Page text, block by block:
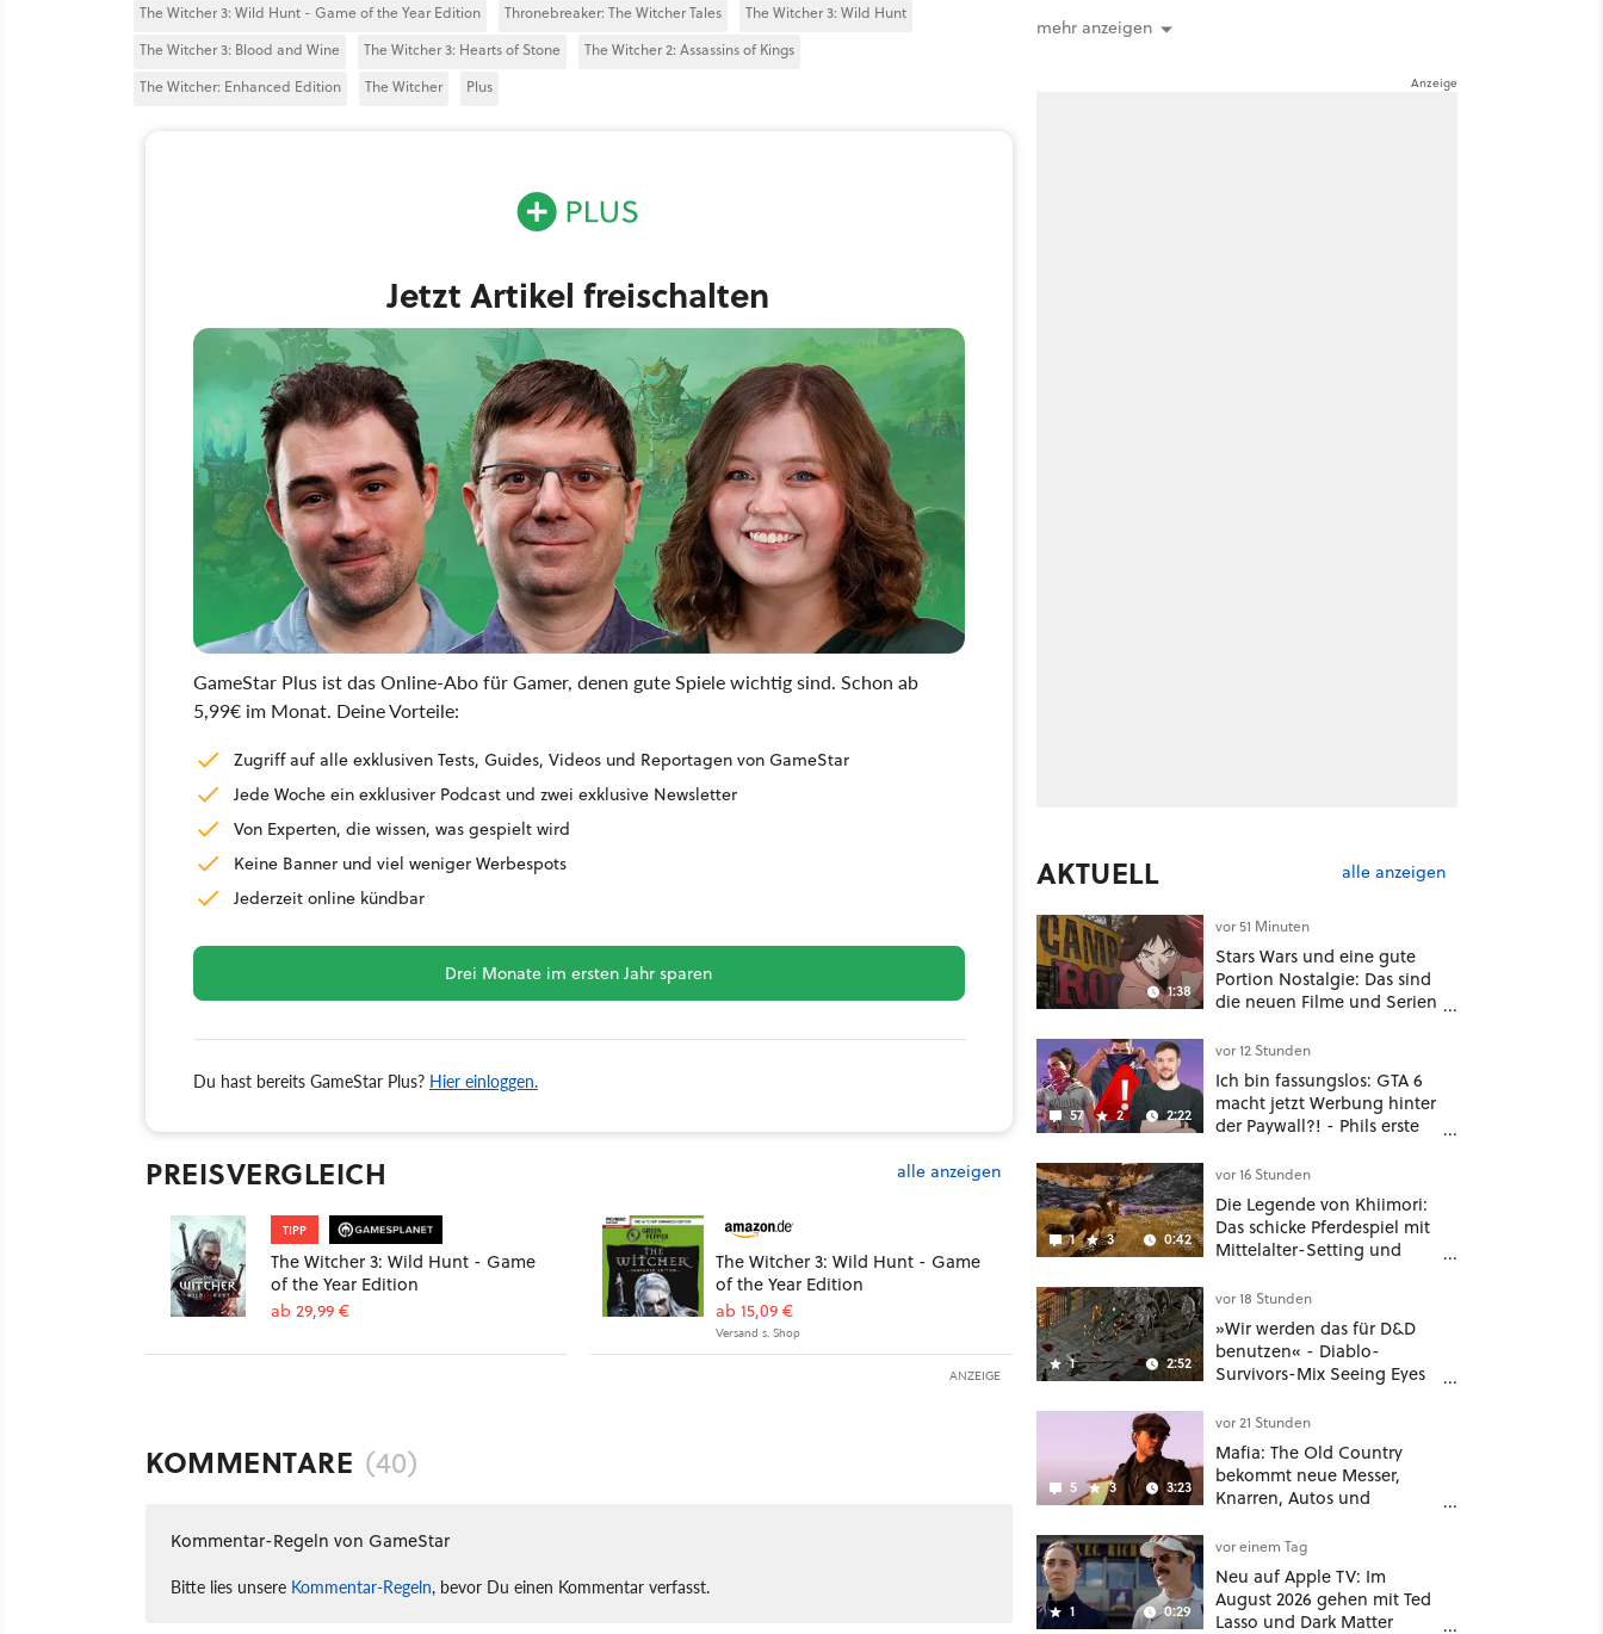
The Witcher 3: Wild Hunt - Game of the Year Edition Thronebreaker: The Witcher Tales
The Witcher 3: Wild Hunt
The Witcher 3: Blood and Wine
The Witcher 3: Hearts of Stone
The Witcher 2: Assassins of Kings
The Witcher: Enhanced Edition
The Witcher Plus
Jetzt Artikel freischalten
GameStar Plus ist das Online-Abo für Gamer, denen gute Spiele wichtig sind. Schon ab
5,99€ im Monat. Deine Vorteile:
Zugriff auf alle exklusiven Tests, Guides, Videos und Reportagen von GameStar
Jede Woche ein exklusiver Podcast und zwei exklusive Newsletter
Von Experten, die wissen, was gespielt wird
Keine Banner und viel weniger Werbespots
Jederzeit online kündbar
Drei Monate im ersten Jahr sparen
Du hast bereits GameStar Plus? Hier einloggen.
PREISVERGLEICH alle anzeigen
TIPP
The Witcher 3: Wild Hunt - Game
of the Year Edition
ab 29,99 €
The Witcher 3: Wild Hunt - Game
of the Year Edition
ab 15,09 €
Versand s. Shop
ANZEIGE
KOMMENTARE (40)
Kommentar-Regeln von GameStar
Bitte lies unsere Kommentar-Regeln, bevor Du einen Kommentar verfasst.
mehr anzeigen
AKTUELL alle anzeigen
1:38
vor 51 Minuten
Stars Wars und eine gute
Portion Nostalgie: Das sind
die neuen Filme und Serien
57 2 2:22
vor 12 Stunden
Ich bin fassungslos: GTA 6
macht jetzt Werbung hinter
der Paywall?! - Phils erste
Deal
1 3 0:42
vor 16 Stunden
Die Legende von Khiimori:
Das schicke Pferdespiel mit
Mittelalter-Setting und
noch größer und
gefährlicher
1 2:52
vor 18 Stunden
»Wir werden das für D&D
benutzen« - Diablo-
Survivors-Mix Seeing Eyes
nützliches Map-Tool
5 3 3:23
vor 21 Stunden
Mafia: The Old Country
bekommt neue Messer,
Knarren, Autos und
hat mehr dabei als nur
Story
1 0:29
vor einem Tag
Neu auf Apple TV: Im
August 2026 gehen mit Ted
Lasso und Dark Matter